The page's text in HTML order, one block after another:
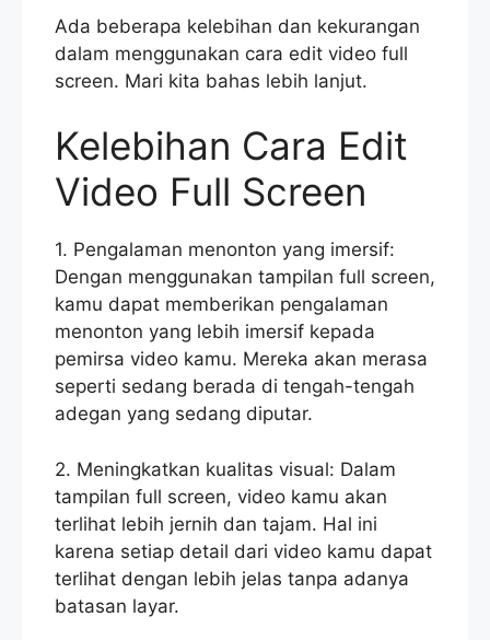
Ada beberapa kelebihan dan kekurangan
dalam menggunakan cara edit video full
screen. Mari kita bahas lebih lanjut.
Kelebihan Cara Edit
Video Full Screen
1. Pengalaman menonton yang imersif:
Dengan menggunakan tampilan full screen,
kamu dapat memberikan pengalaman
menonton yang lebih imersif kepada
pemirsa video kamu. Mereka akan merasa
seperti sedang berada di tengah-tengah
adegan yang sedang diputar.
2. Meningkatkan kualitas visual: Dalam
tampilan full screen, video kamu akan
terlihat lebih jernih dan tajam. Hal ini
karena setiap detail dari video kamu dapat
terlihat dengan lebih jelas tanpa adanya
batasan layar.